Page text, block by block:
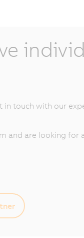
touch with our
and are looking